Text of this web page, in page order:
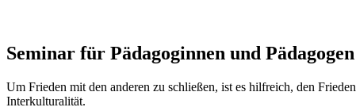
Seminar für Pädagoginnen und Pädagogen
Um Frieden mit den anderen zu schließen, ist es hilfreich, den
Interkulturalität.